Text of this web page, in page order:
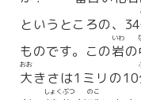
というところの、34
ものです。この岩
いわ
の
大
おお
きさは1ミリの10
しょくぶつ のこ